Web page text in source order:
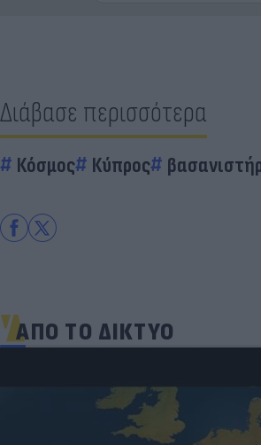
Διάβασε περισσότερα
Κόσμος Κύπρος
ΑΠΟ ΤΟ ΔΙΚΤΥΟ